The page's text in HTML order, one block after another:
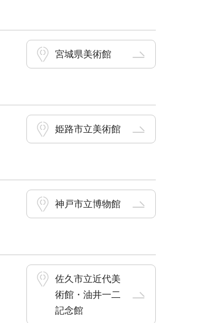
宮城県美術館
姫路市立美術館
神戸市立博物館
佐久市立近代美
術館・油井一二
記念館